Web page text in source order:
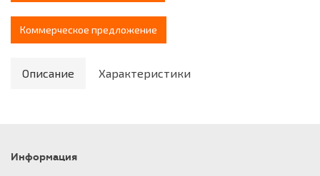
Коммерческое предложение
Описание Характеристики
Информация